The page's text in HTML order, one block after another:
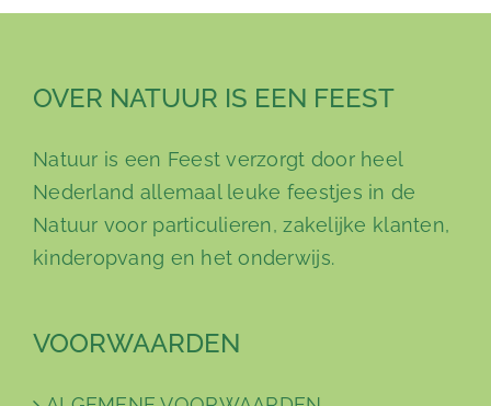
OVER NATUUR IS EEN FEEST
Natuur is een Feest verzorgt door heel
Nederland allemaal leuke feestjes in de
Natuur voor particulieren, zakelijke klanten,
kinderopvang en het onderwijs.
VOORWAARDEN